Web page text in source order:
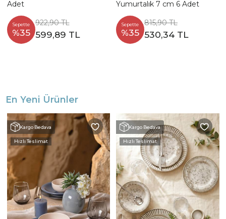
Adet
Sepette
%35
922,90 TL
599,89 TL
Yumurtalık 7 cm 6 Adet
Sepette
%35
815,90 TL
530,34 TL
En Yeni Ürünler
Kargo Bedava
Hızlı Teslimat
Kargo Bedava
Hızlı Teslimat